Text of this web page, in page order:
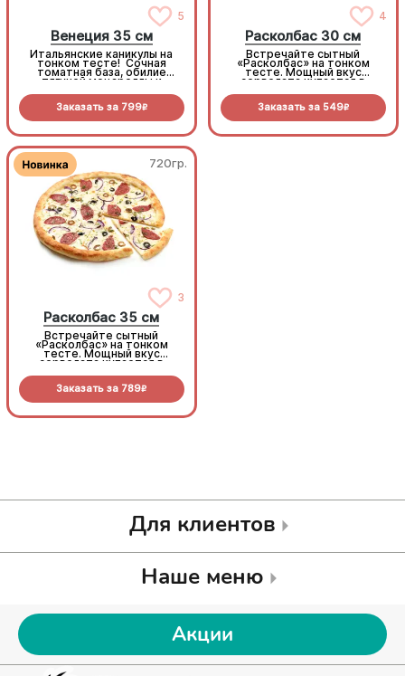
5
Венеция 35 см
Итальянские каникулы на
тонком тесте! Сочная
томатная база, обилие
тягучей моцареллы и
курочка. Микс маслин,
оливок и сладкого шалота
безупречный
средиземноморский вкус
Заказать за 799R
4
Расколбас 30 см
Встречайте сытный
«Расколбас» на тонком
тесте. Мощный вкус
сервелата купается в
маслины и лук-шалот
добавляют изысканной
пикантности. Тонко, сочно,
колбасно
Заказать за 549R
720гр.
3
Расколбас 35 см
Встречайте сытный
«Расколбас» на тонком
тесте. Мощный вкус
сервелата купается в
маслины и лук-шалот
добавляют изысканной
пикантности. Тонко, сочно,
колбасно
Заказать за 789R
Для клиентов
Наше меню
Акции